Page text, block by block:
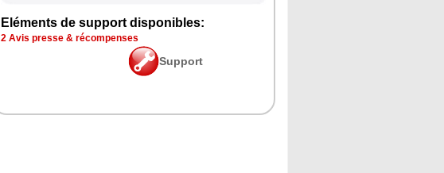
Eléments de support disponibles:
2 Avis presse & récompenses
Support